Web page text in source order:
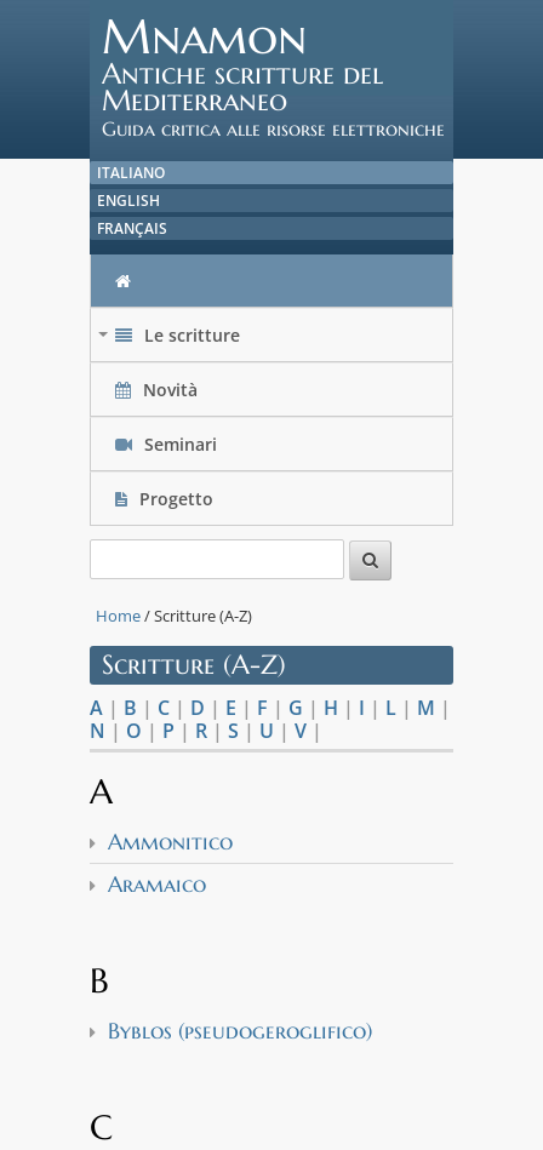
Mnamon
Antiche scritture del
Mediterraneo
Guida critica alle risorse elettroniche
ITALIANO
ENGLISH
FRANÇAIS
Le scritture
Novità
Seminari
Progetto
Home/ Scritture (A-Z)
Scritture (A-Z)
A | B | C | D | E | F | G | H | I | L | M |
N | O | P | R | S | U | V |
A
Ammonitico
Aramaico
B
Byblos (pseudogeroglifico)
C